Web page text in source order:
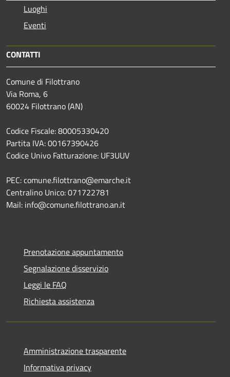
Luoghi
Eventi
CONTATTI
Comune di Filottrano
Via Roma, 6
60024 Filottrano (AN)
Codice Fiscale: 80005330420
Partita IVA: 00167390426
Codice Univo Fatturazione: UF3UUV
PEC: comune.filottrano@emarche.it
Centralino Unico: 071722781
Mail: info@comune.filottrano.an.it
Prenotazione appuntamento
Segnalazione disservizio
Leggi le FAQ
Richiesta assistenza
Amministrazione trasparente
Informativa privacy